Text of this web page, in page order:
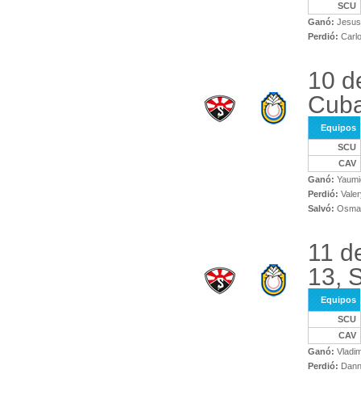
SCU
Ganó:
Perdió:
10
Equipos
SCU
CAV
Ganó:
Perdió:
Salvó:
11
13,
Equipos
SCU
CAV
Ganó:
Perdió: